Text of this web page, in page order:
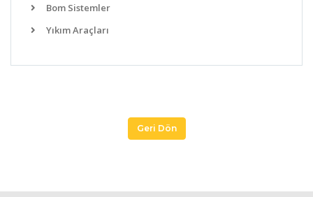
Bom Sistemler
Yıkım Araçları
Geri Dön